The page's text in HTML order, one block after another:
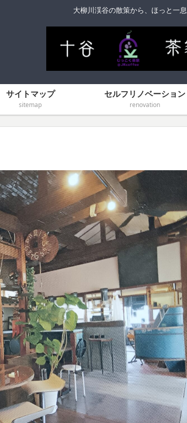
大柳川渓谷の散策から、ほっと一息
サイトマップ
sitemap
セルフリノベーション
renovation